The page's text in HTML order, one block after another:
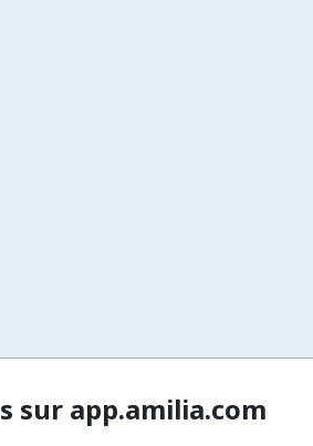
sur app.amilia.com